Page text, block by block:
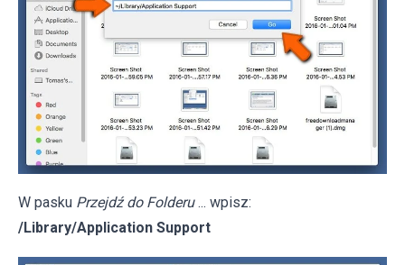
W pasku Przejdź do Folderu ... wpisz:
/Library/Application Support